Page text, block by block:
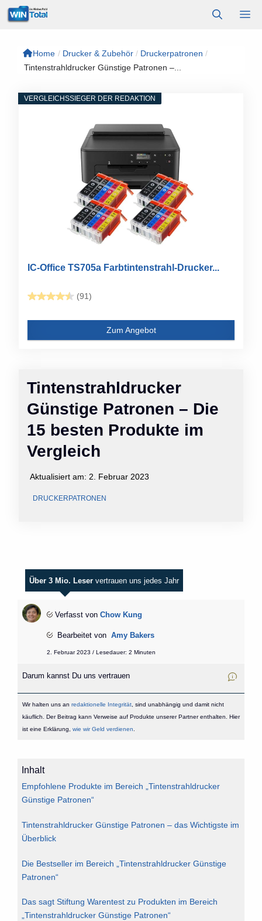
Zum
Inhalt
Home / Drucker & Zubehör / Druckerpatronen /
Tintenstrahldrucker Günstige Patronen –...
Tintenstrahldrucker
Günstige Patronen – Die
15 besten Produkte im
Vergleich
Aktualisiert am: 2. Februar 2023
DRUCKERPATRONEN
VERGLEICHSSIEGER DER REDAKTION
IC-Office TS705a Farbtintenstrahl-Drucker...
(91)
Zum Angebot
Über 3 Mio. Leser vertrauen uns jedes Jahr
Verfasst von Chow Kung
Bearbeitet von Amy Bakers
2. Februar 2023 / Lesedauer: 2 Minuten
Darum kannst Du uns vertrauen
Wir halten uns an redaktionelle Integrität, sind unabhängig und damit nicht
käuflich. Der Beitrag kann Verweise auf Produkte unserer Partner enthalten. Hier
ist eine Erklärung, wie wir Geld verdienen
Inhalt
Empfohlene Produkte im Bereich „Tintenstrahldrucker
Günstige Patronen“
Tintenstrahldrucker Günstige Patronen – das Wichtigste im
Überblick
Die Bestseller im Bereich „Tintenstrahldrucker Günstige
Patronen“
Das sagt Stiftung Warentest zu Produkten im Bereich
„Tintenstrahldrucker Günstige Patronen“